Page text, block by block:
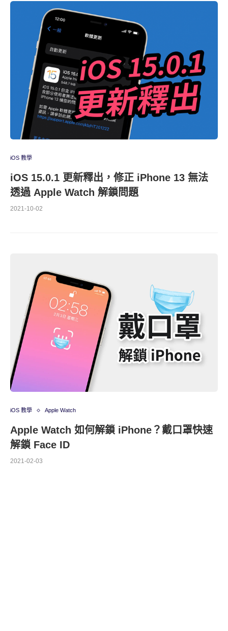
iOS 教學
iOS 15.0.1 更新釋出，修正 iPhone 13 無法
透過 Apple Watch 解鎖問題
2021-10-02
iOS 教學 Apple Watch
Apple Watch 如何解鎖 iPhone？戴口罩快速
解鎖 Face ID
2021-02-03